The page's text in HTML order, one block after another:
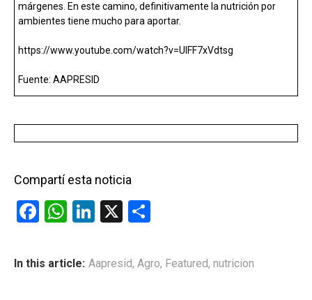
márgenes. En este camino, definitivamente la nutrición por
ambientes tiene mucho para aportar.
https://www.youtube.com/watch?v=UlFF7xVdtsg
Fuente: AAPRESID
Compartí esta noticia
F
ce
W
at
Li
ke
dI
X
m
In this article: Aapresid, Agro, Featured, nutricion